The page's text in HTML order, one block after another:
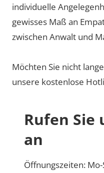
individuelle
gewisses Maß an
zwischen Anwalt und
Möchten Sie nicht
unsere kostenlose
Rufen Sie
an
Öffnungszeiten: